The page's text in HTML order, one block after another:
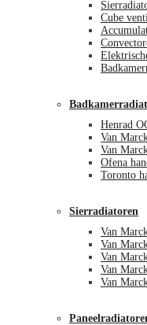
Cube
Henrad
Van
Van
Ofena
Toronto
Sierradiatoren
Van
Van
Van
Van
Van